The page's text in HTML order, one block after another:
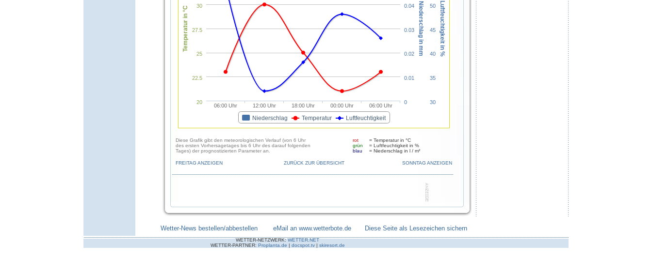
Temperatur in °C Niederschlag in mm Luftfeuchtigkeit in %
Niederschlag Temperatur Luftfeuchtigkeit
06:00 Uhr 12:00 Uhr 18:00 Uhr 00:00 Uhr 06:00 Uhr
20
30
22.5
25
27.5
0
0.01
0.02
0.03
0.04
30
35
40
45
50
Diese Grafik gibt den meteorologischen Verlauf (von 6 Uhr
des ersten Vorhersagetages bis 6 Uhr des darauf folgenden
Tages) der prognostizierten Parameter an.
rot
= Temperatur in °C
grün
= Luftfeuchtigkeit in %
blau
= Niederschlag in l / m²
FREITAG ANZEIGEN ZURÜCK ZUR ÜBERSICHT SONNTAG ANZEIGEN
Wetter-News bestellen/abbestellen eMail an www.wetterbote.de Diese Seite als Lesezeichen sichern
WETTER-NETZWERK:WETTER.NET
WETTER-PARTNER: Proplanta.de | docspot.tv| skiresort.de